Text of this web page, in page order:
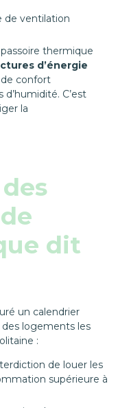
de ventilation
thermique
d’énergie
confort
C’est
la
dit
un calendrier
logements les
:
de louer les
supérieure à